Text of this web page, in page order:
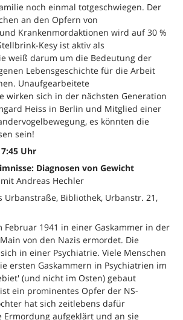
noch einmal totgeschwiegen. Der
an den Opfern von
Krankenmordaktionen wird auf 30 %
Kesy ist aktiv als
weiß darum um die Bedeutung der
Lebensgeschichte für die Arbeit
Unaufgearbeitete
wirken sich in der nächsten Generation
Heiss in Berlin und Mitglied einer
es könnten die
sein!
Uhr
Diagnosen von Gewicht
Andreas Hechler
Urbanstraße, Bibliothek, Urbanstr. 21,
Februar 1941 in einer Gaskammer in der
von den Nazis ermordet. Die
in einer Psychiatrie. Viele Menschen
ersten Gaskammern in Psychiatrien im
(und nicht im Osten) gebaut
ein prominentes Opfer der NS-
hat sich zeitlebens dafür
Ermordung aufgeklärt und an sie